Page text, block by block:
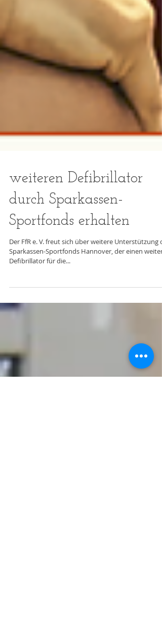
weiteren Defibrillator
durch Sparkassen-
Sportfonds erhalten
Der FfR e. V. freut sich über weitere Unterstützung
Defibrillator für die...